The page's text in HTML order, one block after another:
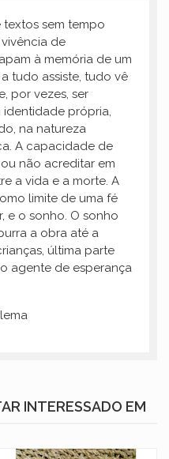
sem tempo
de
à memória de um
tudo assiste, tudo vê
por vezes, ser
própria,
na natureza
A capacidade de
não acreditar em
a vida e a morte. A
limite de uma fé
e o sonho. O sonho
a obra até a
última parte
agente de esperança
INTERESSADO EM